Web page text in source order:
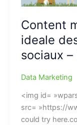
Content
ideale
sociaux
Data Marketing
<img id=
src= »https://
could try